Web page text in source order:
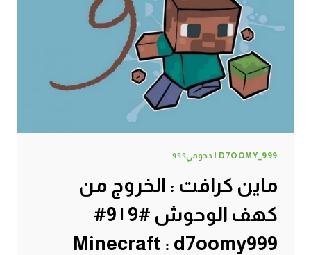
D7OOMY_999 | دحومي٩٩٩
ماين كرافت : الخروج من
كهف الوحوش #9 | 9#
Minecraft : d7oomy999